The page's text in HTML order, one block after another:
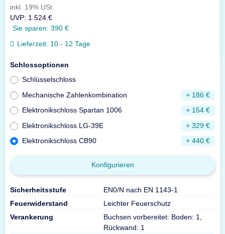
inkl. 19% USt.
UVP: 1.524 €
Sie sparen: 390 €
Lieferzeit: 10 - 12 Tage
Schlossoptionen
Schlüsselschloss
Mechanische Zahlenkombination
+ 186 €
Elektronikschloss Spartan 1006
+ 154 €
Elektronikschloss LG-39E
+ 329 €
Elektronikschloss CB90
+ 440 €
Konfigurieren
Sicherheitsstufe
EN0/N nach EN 1143-1
Feuerwiderstand
Leichter Feuerschutz
Verankerung
Buchsen vorbereitet: Boden: 1,
Rückwand: 1